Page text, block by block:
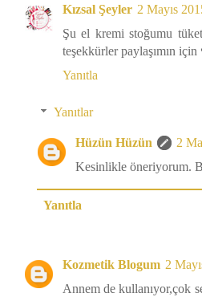
Kızsal Şeyler 2 Mayıs
Şu el kremi stoğumu
teşekkürler paylaşımın için
Yanıtla
Yanıtlar
Hüzün Hüzün
2
Kesinlikle öneriyorum.
Yanıtla
Kozmetik Blogum 2
Annem de kullanıyor,çok